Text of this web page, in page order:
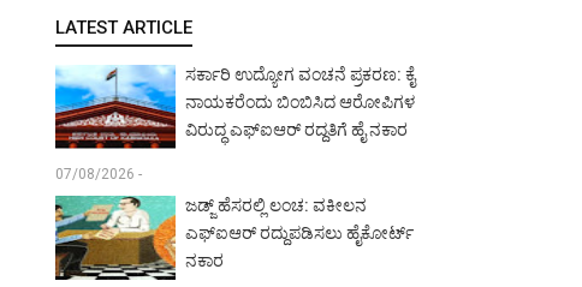
LATEST ARTICLE
ಸರ್ಕಾರಿ ಉದ್ಯೋಗ ವಂಚನೆ ಪ್ರಕರಣ: ಕೈ
ನಾಯಕರೆಂದು ಬಿಂಬಿಸಿದ ಆರೋಪಿಗಳ
ವಿರುದ್ಧ ಎಫ್‌ಐಆರ್ ರದ್ದತಿಗೆ ಹೈ ನಕಾರ
07/08/2026 -
ಜಡ್ಜ್ ಹೆಸರಲ್ಲಿ ಲಂಚ: ವಕೀಲನ
ಎಫ್‌ಐಆರ್ ರದ್ದುಪಡಿಸಲು ಹೈಕೋರ್ಟ್
ನಕಾರ